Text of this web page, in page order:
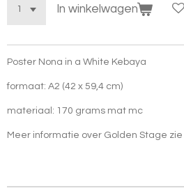
In winkelwagen
Poster Nona in a White Kebaya
formaat: A2 (42 x 59,4 cm)
materiaal: 170 grams mat mc
Meer informatie over Golden Stage zie